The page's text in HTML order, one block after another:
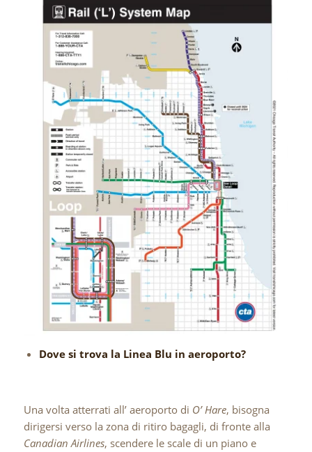
Dove si trova la Linea Blu in aeroporto?
Una volta atterrati all’ aeroporto di O’ Hare, bisogna
dirigersi verso la zona di ritiro bagagli, di fronte alla
Canadian Airlines, scendere le scale di un piano e